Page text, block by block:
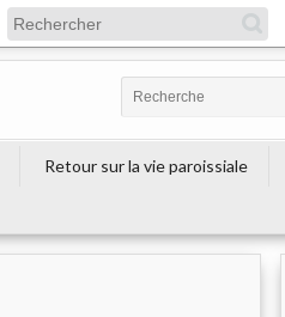
Retour sur la vie paroissiale